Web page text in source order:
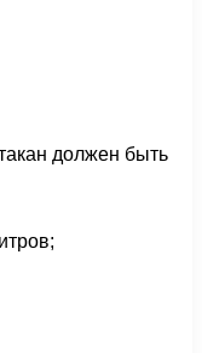
должен быть